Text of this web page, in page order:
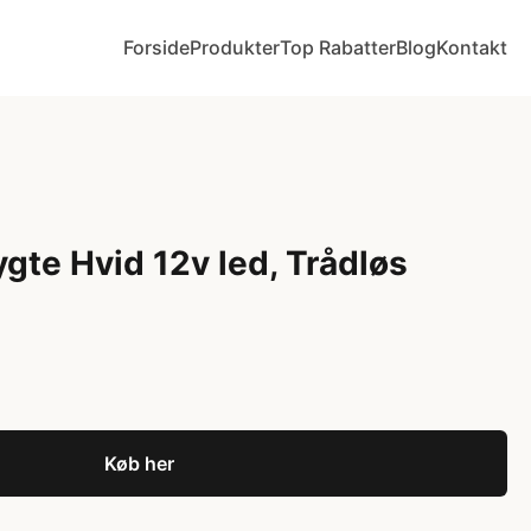
ForsideProdukterTop RabatterBlogKontakt
Hvid 12v led, Trådløs
Køb her